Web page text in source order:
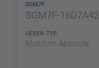
SGM7F
SGM7F-16D7A42
GEBER-TYP
Multiturn Absolute